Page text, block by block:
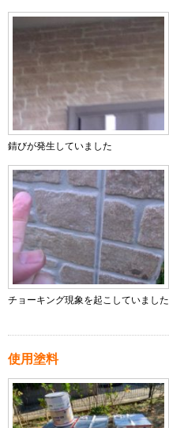
錆びが発生していました
チョーキング現象を起こしていました
使用塗料